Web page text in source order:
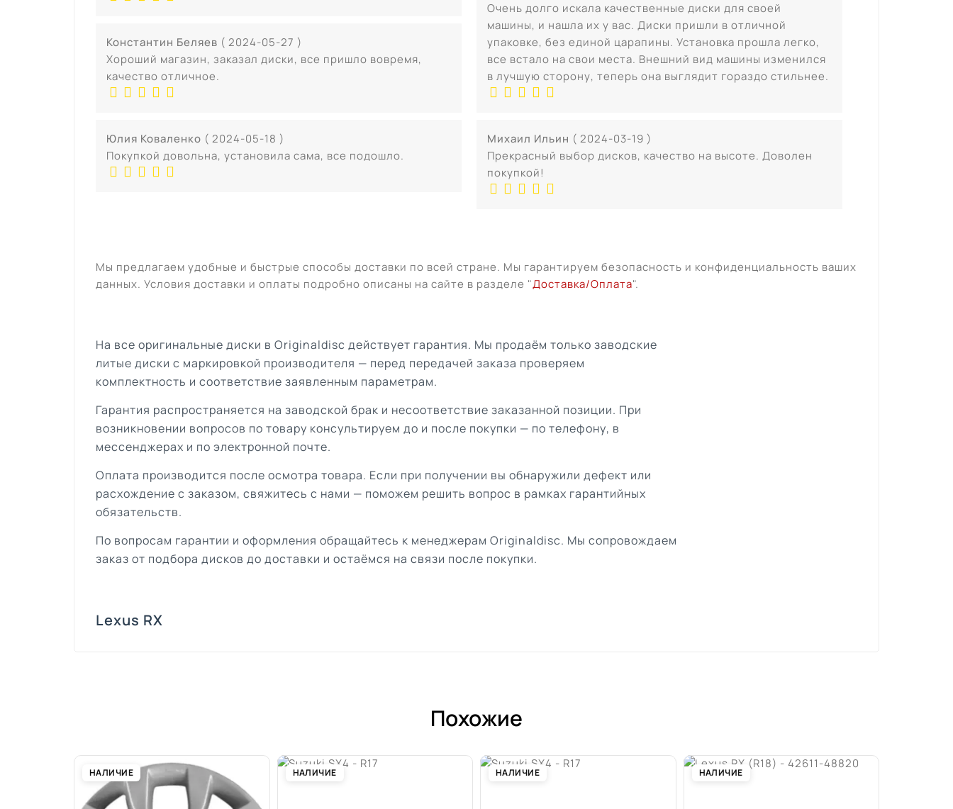
Константин Беляев ( 2024-05-27 )
Хороший магазин, заказал диски, все пришло вовремя,
качество отличное.
Юлия Коваленко ( 2024-05-18 )
Покупкой довольна, установила сама, все подошло.
Очень долго искала качественные диски для своей
машины, и нашла их у вас. Диски пришли в отличной
упаковке, без единой царапины. Установка прошла легко,
все встало на свои места. Внешний вид машины изменился
в лучшую сторону, теперь она выглядит гораздо стильнее.
Михаил Ильин ( 2024-03-19 )
Прекрасный выбор дисков, качество на высоте. Доволен
покупкой!
Мы предлагаем удобные и быстрые способы доставки по всей стране. Мы гарантируем безопасность и конфиденциальность ваших
данных. Условия доставки и оплаты подробно описаны на сайте в разделе "Доставка/Оплата".
На все оригинальные диски в Originaldisc действует гарантия. Мы продаём только заводские
литые диски с маркировкой производителя — перед передачей заказа проверяем
комплектность и соответствие заявленным параметрам.
Гарантия распространяется на заводской брак и несоответствие заказанной позиции. При
возникновении вопросов по товару консультируем до и после покупки — по телефону, в
мессенджерах и по электронной почте.
Оплата производится после осмотра товара. Если при получении вы обнаружили дефект или
расхождение с заказом, свяжитесь с нами — поможем решить вопрос в рамках гарантийных
обязательств.
По вопросам гарантии и оформления обращайтесь к менеджерам Originaldisc. Мы сопровождаем
заказ от подбора дисков до доставки и остаёмся на связи после покупки.
Lexus RX
Похожие
НАЛИЧИЕ НАЛИЧИЕ НАЛИЧИЕ НАЛИЧИЕ